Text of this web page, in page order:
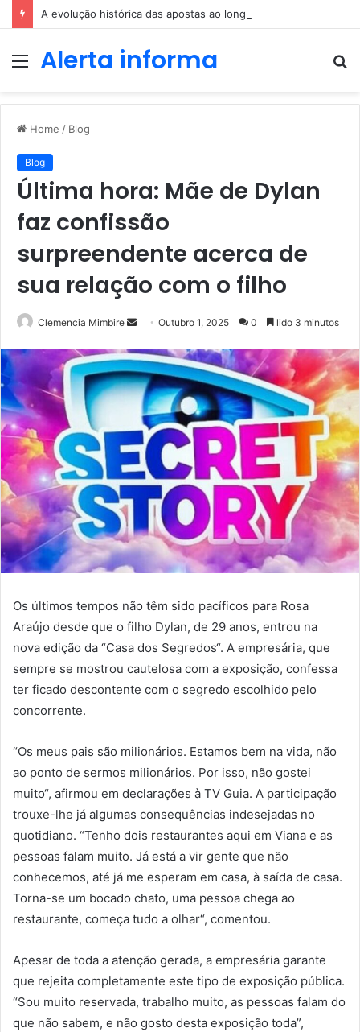
A evolução histórica das apostas ao longo dos séculos
MenuAlerta informa
Home / Blog
Blog
Última hora: Mãe de Dylan
faz confissão
surpreendente acerca de
sua relação com o filho
Clemencia Mimbire
Send
email
Outubro 1, 2025 0 lido 3 minutos
Os últimos tempos não têm sido pacíficos para Rosa
Araújo desde que o filho Dylan, de 29 anos, entrou na
nova edição da “Casa dos Segredos“. A empresária, que
sempre se mostrou cautelosa com a exposição, confessa
ter ficado descontente com o segredo escolhido pelo
concorrente.
“Os meus pais são milionários. Estamos bem na vida, não
ao ponto de sermos milionários. Por isso, não gostei
muito“, afirmou em declarações à TV Guia. A participação
trouxe-lhe já algumas consequências indesejadas no
quotidiano. “Tenho dois restaurantes aqui em Viana e as
pessoas falam muito. Já está a vir gente que não
conhecemos, até já me esperam em casa, à saída de casa.
Torna-se um bocado chato, uma pessoa chega ao
restaurante, começa tudo a olhar“, comentou.
Apesar de toda a atenção gerada, a empresária garante
que rejeita completamente este tipo de exposição pública.
“Sou muito reservada, trabalho muito, as pessoas falam do
que não sabem, e não gosto desta exposição toda”,